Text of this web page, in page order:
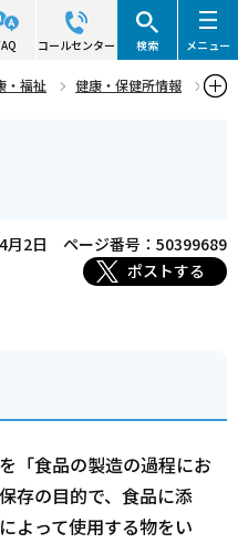
コールセンター 検索 メニュー
・福祉
健康・保健所情報
月2日
ページ番号：50399689
ポストする
「食品の製造の過程にお
存の目的で、食品に添
よって使用する物をい